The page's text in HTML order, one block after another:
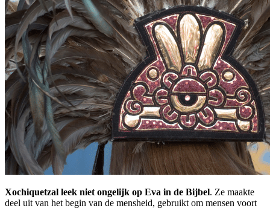
Xochiquetzal leek niet ongelijk op Eva in de Bijbel. Ze maakte
deel uit van het begin van de mensheid, gebruikt om mensen voort